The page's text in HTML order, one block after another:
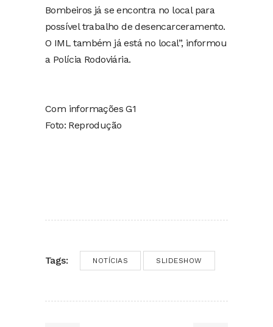
Bombeiros já se encontra no local para
possível trabalho de desencarceramento.
O IML também já está no local”, informou
a Polícia Rodoviária.
Com informações G1
Foto: Reprodução
Tags: NOTÍCIAS SLIDESHOW